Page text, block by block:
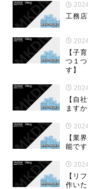
工務
【子
つ１
す】
【自
ますか
【業
能です
【リ
作いた